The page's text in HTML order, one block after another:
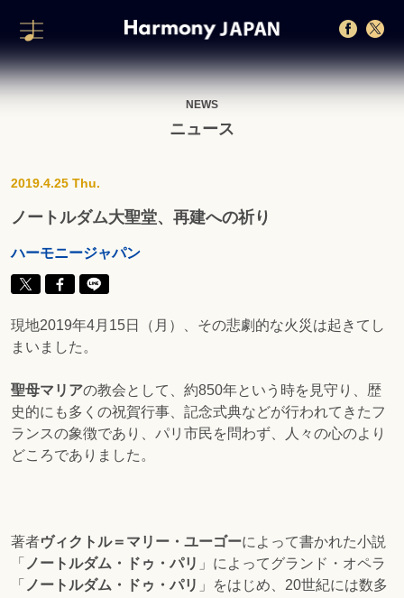
NEWS
ニュース
2019.4.25 Thu.
ノートルダム大聖堂、再建への祈り
ハーモニージャパン
現地2019年4月15日（月）、その悲劇的な火災は起きてし
まいました。
聖母マリアの教会として、約850年という時を見守り、歴
史的にも多くの祝賀行事、記念式典などが行われてきたフ
ランスの象徴であり、パリ市民を問わず、人々の心のより
どころでありました。
著者ヴィクトル＝マリー・ユーゴーによって書かれた小説
「 ノートルダム・ドゥ・パリ 」によってグランド・オペラ
「 ノートルダム・ドゥ・パリ 」をはじめ、20世紀には数多